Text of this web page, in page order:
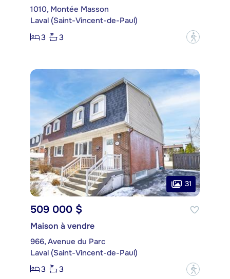
1010, Montée Masson
Laval (Saint-Vincent-de-Paul)
3
3 ?
31
509 000 $
Maison à vendre
966, Avenue du Parc
Laval (Saint-Vincent-de-Paul)
3
3 ?